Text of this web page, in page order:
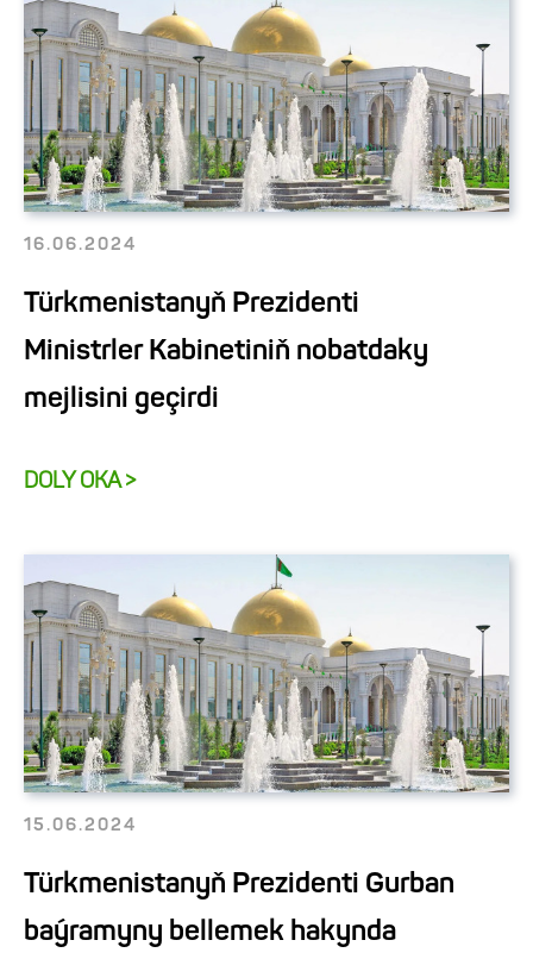
16.06.2024
Türkmenistanyň Prezidenti
Ministrler Kabinetiniň nobatdaky
mejlisini geçirdi
DOLY OKA >
15.06.2024
Türkmenistanyň Prezidenti Gurban
baýramyny bellemek hakynda